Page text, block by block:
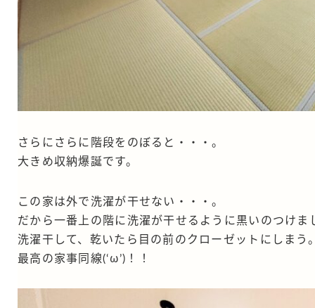
さらにさらに階段をのぼると・・・。
大きめ収納爆誕です。
この家は外で洗濯が干せない・・・。
だから一番上の階に洗濯が干せるように黒いのつけま
洗濯干して、乾いたら目の前のクローゼットにしまう
最高の家事同線(‘ω’)！！